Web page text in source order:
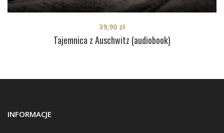
Tajemnica z Auschwitz (audiobook)
39,90 zł
INFORMACJE